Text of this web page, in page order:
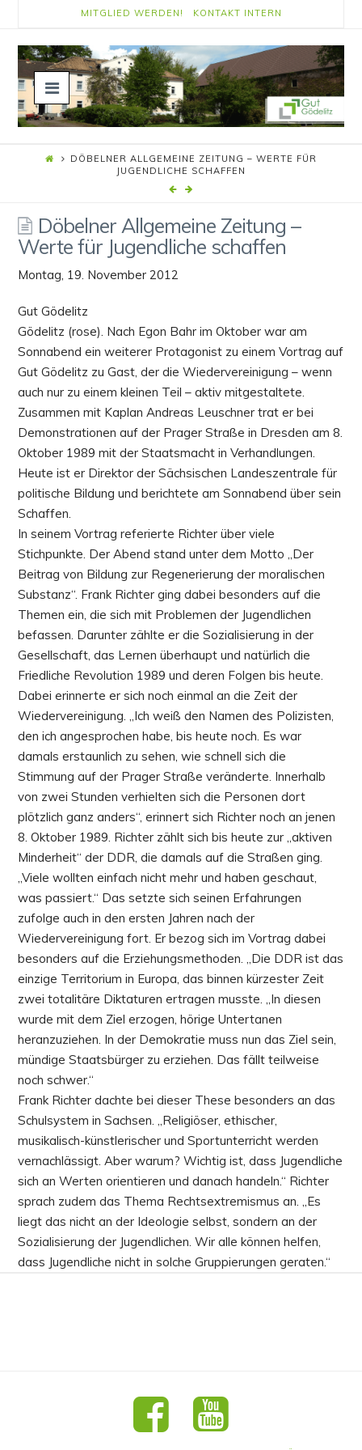
MITGLIED WERDEN! KONTAKT INTERN
Navigation
DÖBELNER ALLGEMEINE ZEITUNG – WERTE FÜR
JUGENDLICHE SCHAFFEN
Döbelner Allgemeine Zeitung –
Werte für Jugendliche schaffen
Montag, 19. November 2012
Gut Gödelitz
Gödelitz (rose). Nach Egon Bahr im Oktober war am
Sonnabend ein weiterer Protagonist zu einem Vortrag auf
Gut Gödelitz zu Gast, der die Wiedervereinigung – wenn
auch nur zu einem kleinen Teil – aktiv mitgestaltete.
Zusammen mit Kaplan Andreas Leuschner trat er bei
Demonstrationen auf der Prager Straße in Dresden am 8.
Oktober 1989 mit der Staatsmacht in Verhandlungen.
Heute ist er Direktor der Sächsischen Landeszentrale für
politische Bildung und berichtete am Sonnabend über sein
Schaffen.
In seinem Vortrag referierte Richter über viele
Stichpunkte. Der Abend stand unter dem Motto „Der
Beitrag von Bildung zur Regenerierung der moralischen
Substanz“. Frank Richter ging dabei besonders auf die
Themen ein, die sich mit Problemen der Jugendlichen
befassen. Darunter zählte er die Sozialisierung in der
Gesellschaft, das Lernen überhaupt und natürlich die
Friedliche Revolution 1989 und deren Folgen bis heute.
Dabei erinnerte er sich noch einmal an die Zeit der
Wiedervereinigung. „Ich weiß den Namen des Polizisten,
den ich angesprochen habe, bis heute noch. Es war
damals erstaunlich zu sehen, wie schnell sich die
Stimmung auf der Prager Straße veränderte. Innerhalb
von zwei Stunden verhielten sich die Personen dort
plötzlich ganz anders“, erinnert sich Richter noch an jenen
8. Oktober 1989. Richter zählt sich bis heute zur „aktiven
Minderheit“ der DDR, die damals auf die Straßen ging.
„Viele wollten einfach nicht mehr und haben geschaut,
was passiert.“ Das setzte sich seinen Erfahrungen
zufolge auch in den ersten Jahren nach der
Wiedervereinigung fort. Er bezog sich im Vortrag dabei
besonders auf die Erziehungsmethoden. „Die DDR ist das
einzige Territorium in Europa, das binnen kürzester Zeit
zwei totalitäre Diktaturen ertragen musste. „In diesen
wurde mit dem Ziel erzogen, hörige Untertanen
heranzuziehen. In der Demokratie muss nun das Ziel sein,
mündige Staatsbürger zu erziehen. Das fällt teilweise
noch schwer.“
Frank Richter dachte bei dieser These besonders an das
Schulsystem in Sachsen. „Religiöser, ethischer,
musikalisch-künstlerischer und Sportunterricht werden
vernachlässigt. Aber warum? Wichtig ist, dass Jugendliche
sich an Werten orientieren und danach handeln.“ Richter
sprach zudem das Thema Rechtsextremismus an. „Es
liegt das nicht an der Ideologie selbst, sondern an der
Sozialisierung der Jugendlichen. Wir alle können helfen,
dass Jugendliche nicht in solche Gruppierungen geraten.“